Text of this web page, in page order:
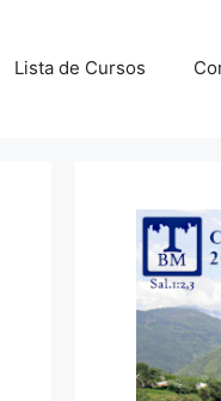
Lista de Cursos